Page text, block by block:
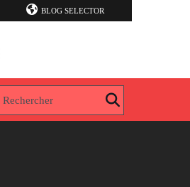
BLOG SELECTOR